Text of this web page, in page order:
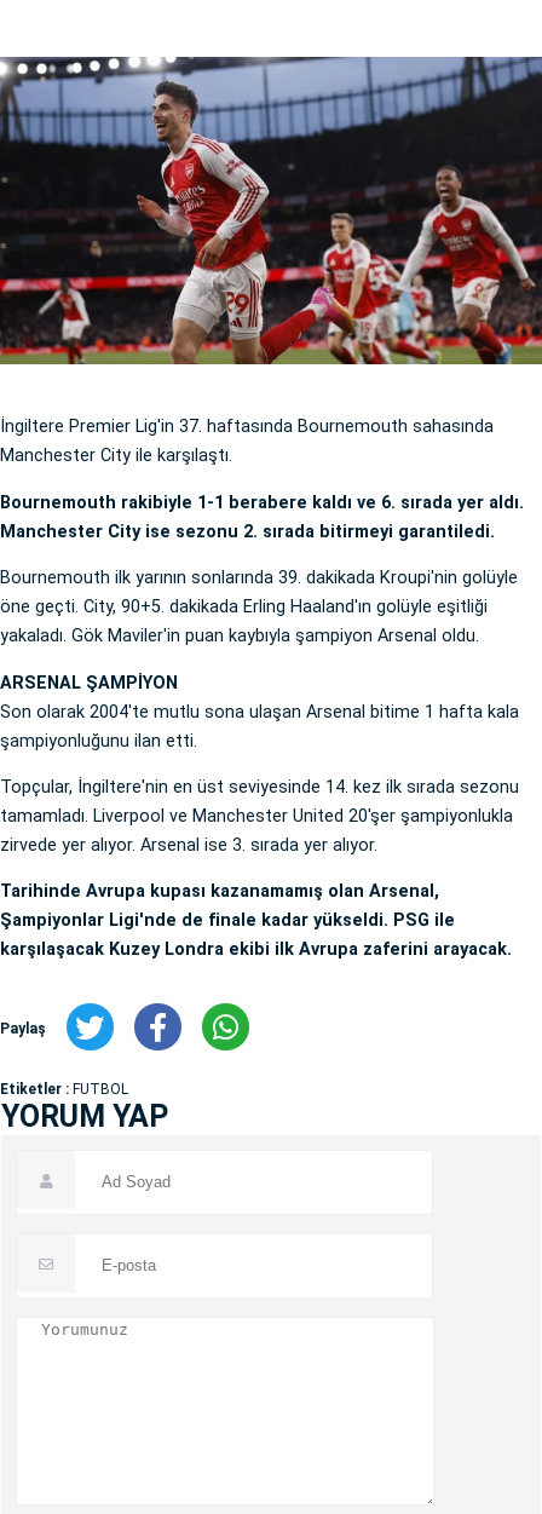
İngiltere Premier Lig'in 37. haftasında Bournemouth sahasında
Manchester City ile karşılaştı.
Bournemouth rakibiyle 1-1 berabere kaldı ve 6. sırada yer aldı.
Manchester City ise sezonu 2. sırada bitirmeyi garantiledi.
Bournemouth ilk yarının sonlarında 39. dakikada Kroupi'nin golüyle
öne geçti. City, 90+5. dakikada Erling Haaland'ın golüyle eşitliği
yakaladı. Gök Maviler'in puan kaybıyla şampiyon Arsenal oldu.
ARSENAL ŞAMPİYON
Son olarak 2004'te mutlu sona ulaşan Arsenal bitime 1 hafta kala
şampiyonluğunu ilan etti.
Topçular, İngiltere'nin en üst seviyesinde 14. kez ilk sırada sezonu
tamamladı. Liverpool ve Manchester United 20'şer şampiyonlukla
zirvede yer alıyor. Arsenal ise 3. sırada yer alıyor.
Tarihinde Avrupa kupası kazanamamış olan Arsenal,
Şampiyonlar Ligi'nde de finale kadar yükseldi. PSG ile
karşılaşacak Kuzey Londra ekibi ilk Avrupa zaferini arayacak.
Paylaş
Etiketler : FUTBOL
YORUM YAP